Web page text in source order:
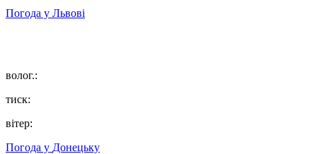
Погода у Львові
волог.:
тиск:
вітер:
Погода у Донецьку